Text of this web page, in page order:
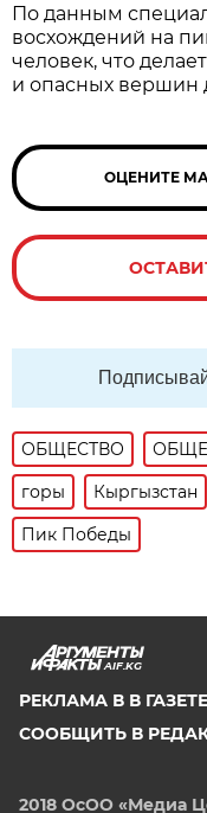
По данным
восхождений на
человек, что
и опасных вершин
ОЦЕНИТЕ
ОБЩЕСТВО
горы
Кыргызстан
Пик Победы
AIF.KG
РЕКЛАМА В В
СООБЩИТЬ В
2018 ОсОО «Медиа